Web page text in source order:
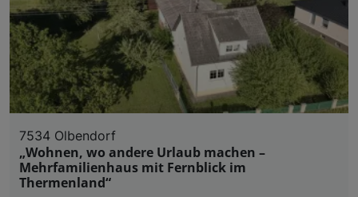
7534 Olbendorf
„Wohnen, wo andere Urlaub machen –
Mehrfamilienhaus mit Fernblick im
Thermenland“